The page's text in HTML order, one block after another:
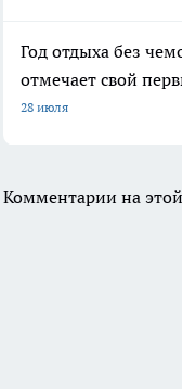
Год отдыха без
отмечает свой
28 июля
Комментарии на